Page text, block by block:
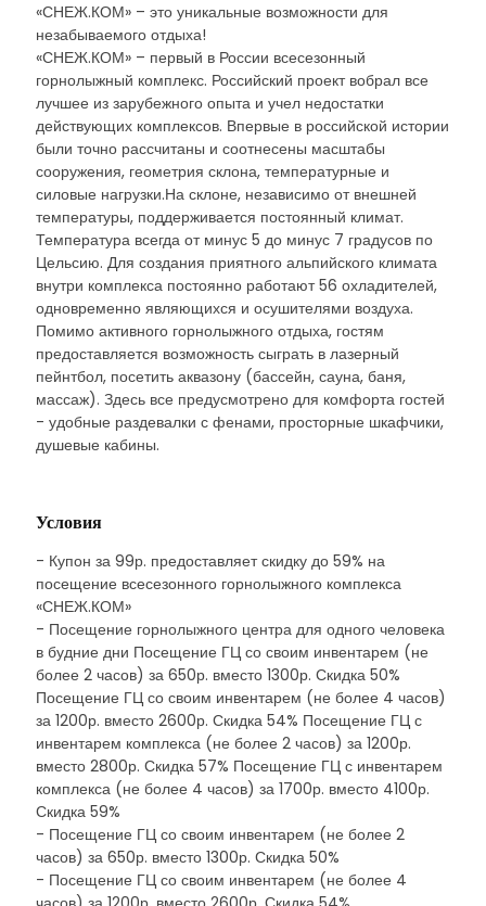
«СНЕЖ.КОМ» – это уникальные возможности для
незабываемого отдыха!
«СНЕЖ.КОМ» – первый в России всесезонный
горнолыжный комплекс. Российский проект вобрал все
лучшее из зарубежного опыта и учел недостатки
действующих комплексов. Впервые в российской истории
были точно рассчитаны и соотнесены масштабы
сооружения, геометрия склона, температурные и
силовые нагрузки.На склоне, независимо от внешней
температуры, поддерживается постоянный климат.
Температура всегда от минус 5 до минус 7 градусов по
Цельсию. Для создания приятного альпийского климата
внутри комплекса постоянно работают 56 охладителей,
одновременно являющихся и осушителями воздуха.
Помимо активного горнолыжного отдыха, гостям
предоставляется возможность сыграть в лазерный
пейнтбол, посетить аквазону (бассейн, сауна, баня,
массаж). Здесь все предусмотрено для комфорта гостей
- удобные раздевалки с фенами, просторные шкафчики,
душевые кабины.
Условия
- Купон за 99р. предоставляет скидку до 59% на
посещение всесезонного горнолыжного комплекса
«СНЕЖ.КОМ»
- Посещение горнолыжного центра для одного человека
в будние дни Посещение ГЦ со своим инвентарем (не
более 2 часов) за 650р. вместо 1300р. Скидка 50%
Посещение ГЦ со своим инвентарем (не более 4 часов)
за 1200р. вместо 2600р. Скидка 54% Посещение ГЦ с
инвентарем комплекса (не более 2 часов) за 1200р.
вместо 2800р. Скидка 57% Посещение ГЦ с инвентарем
комплекса (не более 4 часов) за 1700р. вместо 4100р.
Скидка 59%
- Посещение ГЦ со своим инвентарем (не более 2
часов) за 650р. вместо 1300р. Скидка 50%
- Посещение ГЦ со своим инвентарем (не более 4